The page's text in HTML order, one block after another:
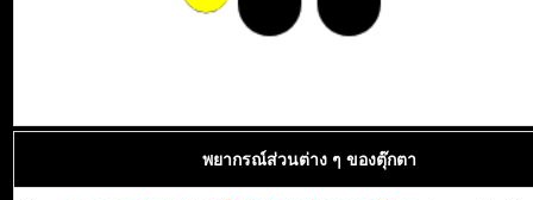
พยากรณ์ส่วนต่าง ๆ ของตุ๊กตา